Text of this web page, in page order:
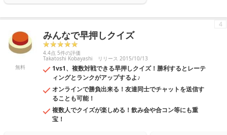
無料
みんなで早押しクイズ
4.4点 5件の評価
Takatoshi Kobayashi リリース 2015/10/13
1vs1、複数対戦できる早押しクイズ！勝利するとレーテ
ィングとランクがアップするよ♪
オンラインで勝負出来る！友達同士でチャットを送信す
ることも可能！
複数人でクイズが楽しめる！飲み会や合コン等にも重
宝！
4